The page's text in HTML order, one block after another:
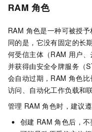
RAM 角色
RAM 角色是一种可被授
同的是，它没有固定的长
何受信主体（RAM 用户
并获得由安全令牌服务（
会自动过期，RAM 角色比
访问、自动化工作负载和
管理 RAM 角色时，建议
创建 RAM 角色后，